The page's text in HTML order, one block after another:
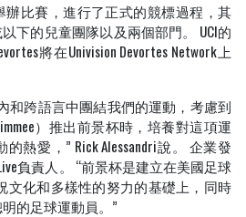
辦比賽，進行了正式的競標過程，其
下的兒童團隊以及兩個部門。 UCI的
將在Univision Devortes Network上
和跨語言中團結我們的運動，考慮到
）推出前景杯時，培養對這項運
熱愛，” Rick Alessandri說。 企業發
負責人。 “前景杯是建立在美國足球
文化和多樣性的努力的基礎上，同時
的足球運動員。”